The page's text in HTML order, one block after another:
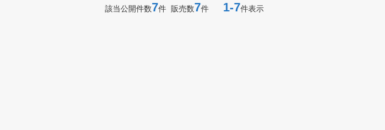
該当公開件数7件 販売数7件 1-7件表示